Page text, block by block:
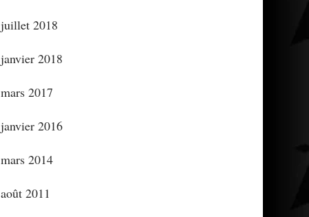
juillet 2018
janvier 2018
mars 2017
janvier 2016
mars 2014
août 2011